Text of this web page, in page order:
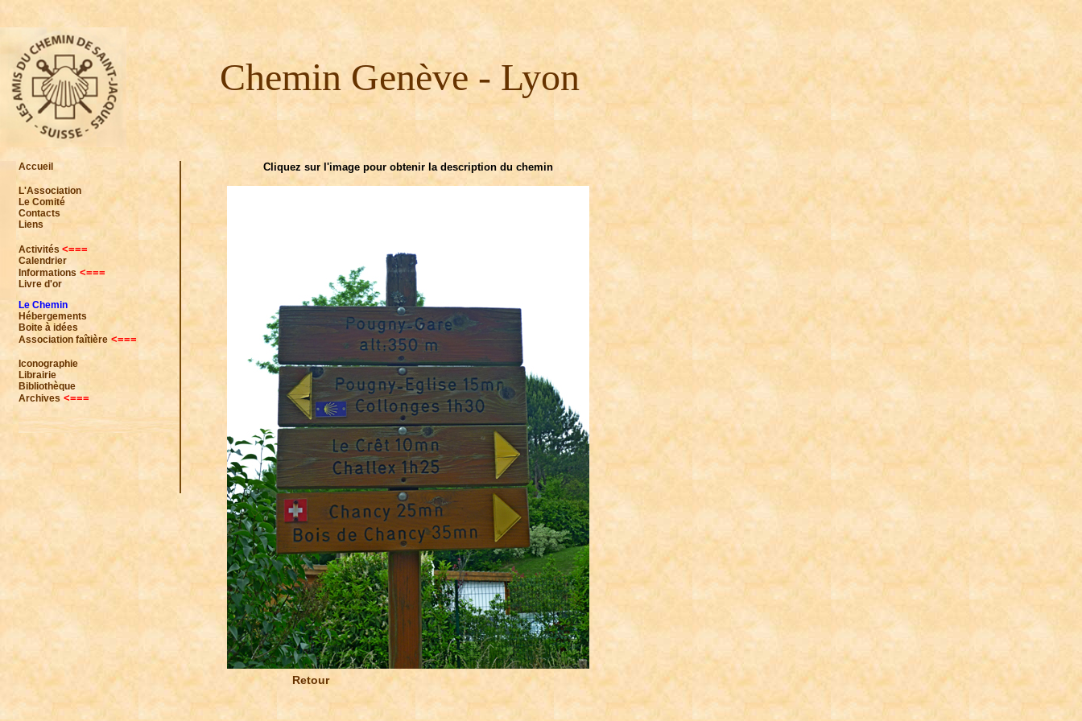
Chemin Genève - Lyon
Accueil
L'Association
Le Comité
Contacts
Liens
Activités <===
Calendrier
Informations <===
Livre d'or
Le Chemin
Hébergements
Boite à idées
Association faîtière <===
Iconographie
Librairie
Bibliothèque
Archives <===
Cliquez sur l'image pour obtenir la description du chemin
Retour